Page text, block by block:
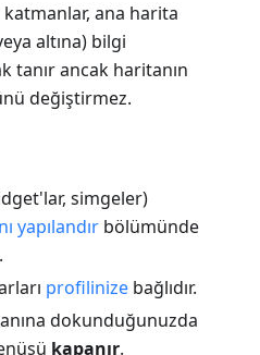
katmanlar, ana harita
altına) bilgi
tanır ancak haritanın
değiştirmez.
simgeler)
yapılandır bölümünde
profilinize bağlıdır.
dokunduğunuzda
kapanır.